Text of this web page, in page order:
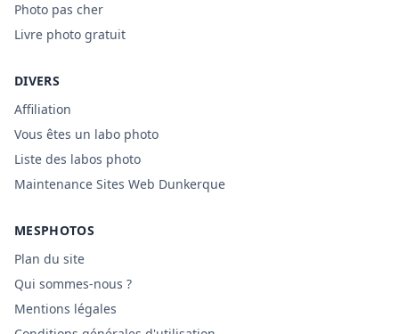
Photo pas cher
Livre photo gratuit
DIVERS
Affiliation
Vous êtes un labo photo
Liste des labos photo
Maintenance Sites Web Dunkerque
MESPHOTOS
Plan du site
Qui sommes-nous ?
Mentions légales